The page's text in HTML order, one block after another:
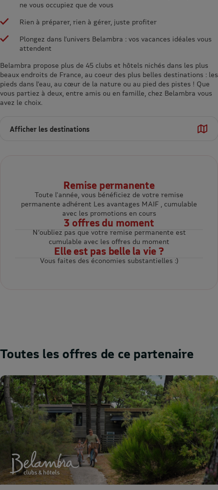
ne vous occupiez que de vous
Rien à préparer, rien à gérer, juste profiter
Plongez dans l’univers Belambra : vos vacances idéales vous
attendent
Belambra propose plus de 45 clubs et hôtels nichés dans les plus
beaux endroits de France, au coeur des plus belles destinations : les
pieds dans l’eau, au cœur de la nature ou au pied des pistes ! Que
vous partiez à deux, entre amis ou en famille, chez Belambra vous
avez le choix.
Afficher les destinations
Remise permanente
Toute l'année, vous bénéficiez de votre remise
permanente adhérent Les avantages MAIF , cumulable
avec les promotions en cours
3 offres du moment
N’oubliez pas que votre remise permanente est
cumulable avec les offres du moment
Elle est pas belle la vie ?
Vous faites des économies substantielles :)
Toutes les offres de ce partenaire